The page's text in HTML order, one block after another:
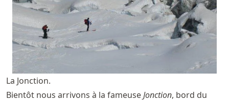
La Jonction.
Bientôt nous arrivons à la fameuseJonction, bord du